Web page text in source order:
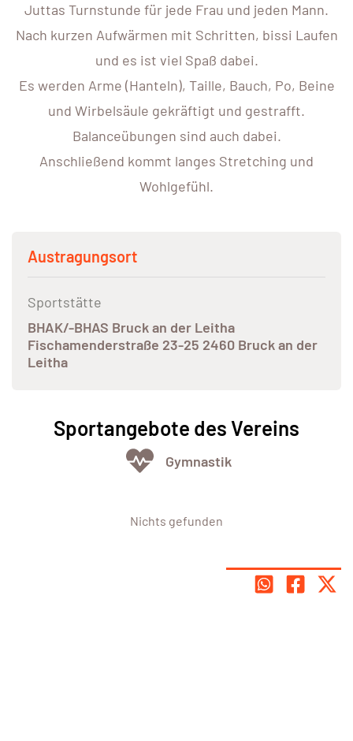
Juttas Turnstunde für jede Frau und jeden Mann.
Nach kurzen Aufwärmen mit Schritten, bissi Laufen
und es ist viel Spaß dabei.
Es werden Arme (Hanteln), Taille, Bauch, Po, Beine
und Wirbelsäule gekräftigt und gestrafft.
Balanceübungen sind auch dabei.
Anschließend kommt langes Stretching und
Wohlgefühl.
Austragungsort
Sportstätte
BHAK/-BHAS Bruck an der Leitha
Fischamenderstraße 23-25 2460 Bruck an der
Leitha
Sportangebote des Vereins
Gymnastik
Nichts gefunden